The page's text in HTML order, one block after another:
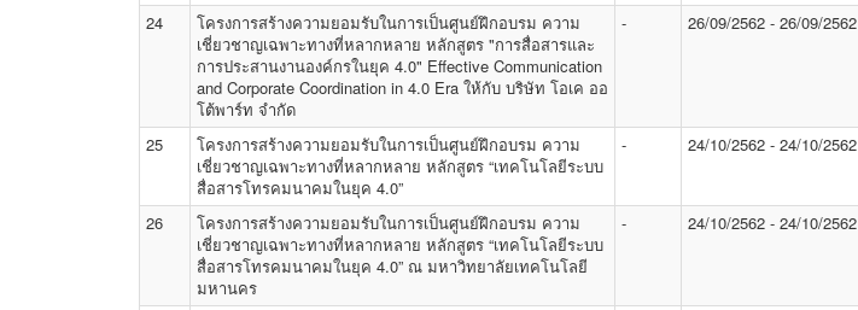
24
โครงการสร้างความยอมรับในการเป็นศูนย์ฝึกอบรม ความ
เชี่ยวชาญเฉพาะทางที่หลากหลาย หลักสูตร "การสื่อสารและ
การประสานงานองค์กรในยุค 4.0" Effective Communication
and Corporate Coordination in 4.0 Era ให้กับ บริษัท โอเค ออ
โต้พาร์ท จำกัด
- 26/09/2562 - 26/09/2562
25
โครงการสร้างความยอมรับในการเป็นศูนย์ฝึกอบรม ความ
เชี่ยวชาญเฉพาะทางที่หลากหลาย หลักสูตร “เทคโนโลยีระบบ
สื่อสารโทรคมนาคมในยุค 4.0”
- 24/10/2562 - 24/10/2562
26
โครงการสร้างความยอมรับในการเป็นศูนย์ฝึกอบรม ความ
เชี่ยวชาญเฉพาะทางที่หลากหลาย หลักสูตร “เทคโนโลยีระบบ
สื่อสารโทรคมนาคมในยุค 4.0” ณ มหาวิทยาลัยเทคโนโลยี
มหานคร
- 24/10/2562 - 24/10/2562